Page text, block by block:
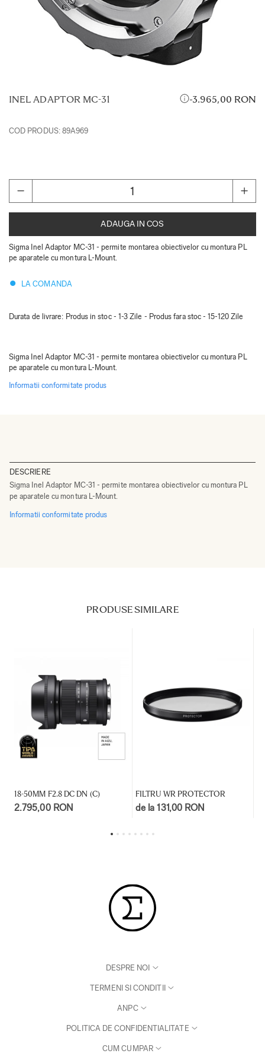
INEL ADAPTOR MC-31 3.965,00 RON
COD PRODUS: 89A969
Sigma Inel Adaptor MC-31 - permite montarea obiectivelor cu montura PL
pe aparatele cu montura L-Mount.
LA COMANDA
Durata de livrare: Produs in stoc - 1-3 Zile - Produs fara stoc - 15-120 Zile
ADAUGA IN COS
Sigma Inel Adaptor MC-31 - permite montarea obiectivelor cu montura PL
pe aparatele cu montura L-Mount.
Informatii conformitate produs
DESCRIERE
Sigma Inel Adaptor MC-31 - permite montarea obiectivelor cu montura PL
pe aparatele cu montura L-Mount.
Informatii conformitate produs
PRODUSE SIMILARE
18-50MM F2.8 DC DN (C)
2.795,00 RON
FILTRU WR PROTECTOR
de la 131,00 RON
DESPRE NOI
TERMENI SI CONDITII
ANPC
POLITICA DE CONFIDENTIALITATE
CUM CUMPAR